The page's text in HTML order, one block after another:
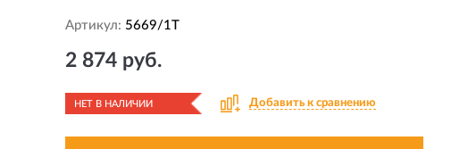
Артикул: 5669/1T
2 874 руб.
НЕТ В НАЛИЧИИ Добавить к сравнению